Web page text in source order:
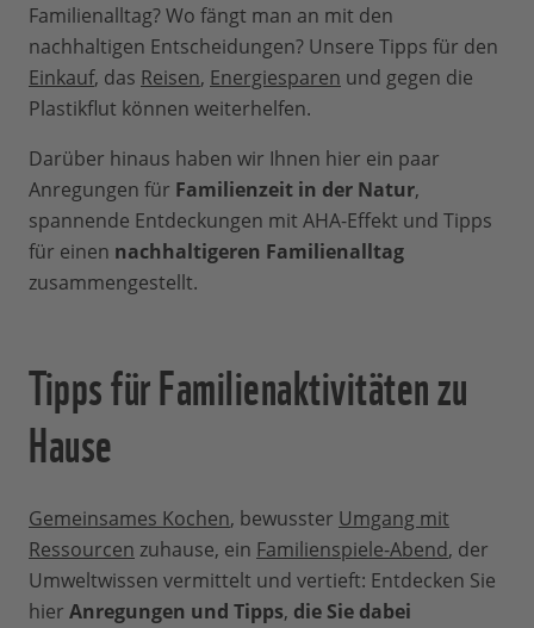
Familienalltag? Wo fängt man an mit den
nachhaltigen Entscheidungen? Unsere Tipps für den
Einkauf, das Reisen, Energiesparen und gegen die
Plastikflut können weiterhelfen.
Darüber hinaus haben wir Ihnen hier ein paar
Anregungen für Familienzeit in der Natur,
spannende Entdeckungen mit AHA-Effekt und Tipps
für einen nachhaltigeren Familienalltag
zusammengestellt.
Tipps für Familienaktivitäten zu
Hause
Gemeinsames Kochen, bewusster Umgang mit
Ressourcen zuhause, ein Familienspiele-Abend, der
Umweltwissen vermittelt und vertieft: Entdecken Sie
hier Anregungen und Tipps, die Sie dabei